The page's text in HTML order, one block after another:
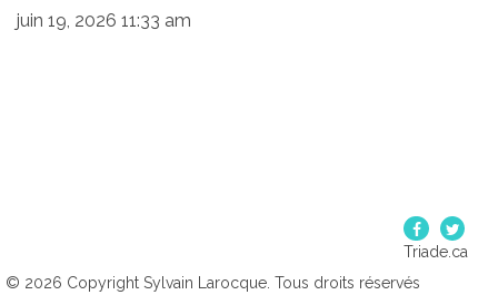
juin 19, 2026 11:33 am
© 2026 Copyright Sylvain Larocque. Tous droits réservés
Triade.ca